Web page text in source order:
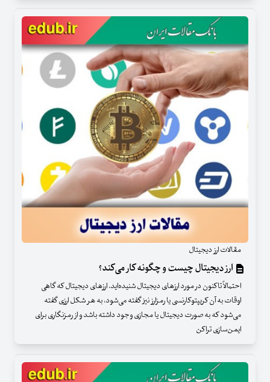
مقالات ارز دیجیتال
ارز دیجیتال چیست و چگونه کار می‌کند؟
احتمالاً تاکنون در مورد ارزهای دیجیتال شنیده‌اید. ارزهای دیجیتال که گاهی
اوقات به آن کریپتوکارنسی یا رمزارز نیز گفته می‌شود، به هر شکل ارزی گفته
می‌شود که به صورت دیجیتال یا مجازی وجود داشته باشد و از رمزنگاری برای
ایمن‌سازی تراکن